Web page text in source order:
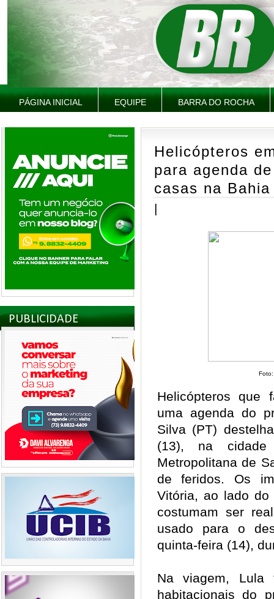
PÁGINA INICIAL EQUIPE BARRA DO ROCHA
PUBLICIDADE
Helicópteros
para agenda
casas na Bahia
|
Helicópteros que
uma agenda do
Silva (PT)
(13), na
Metropolitana de
de feridos. Os
Vitória, ao lado do
costumam ser
usado para o
quinta-feira (14),
Na viagem, Lula
habitacionais do